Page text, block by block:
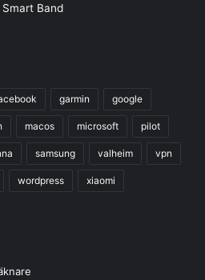
Smart Band
garmin google
macos microsoft pilot
samsung valheim vpn
wordpress xiaomi